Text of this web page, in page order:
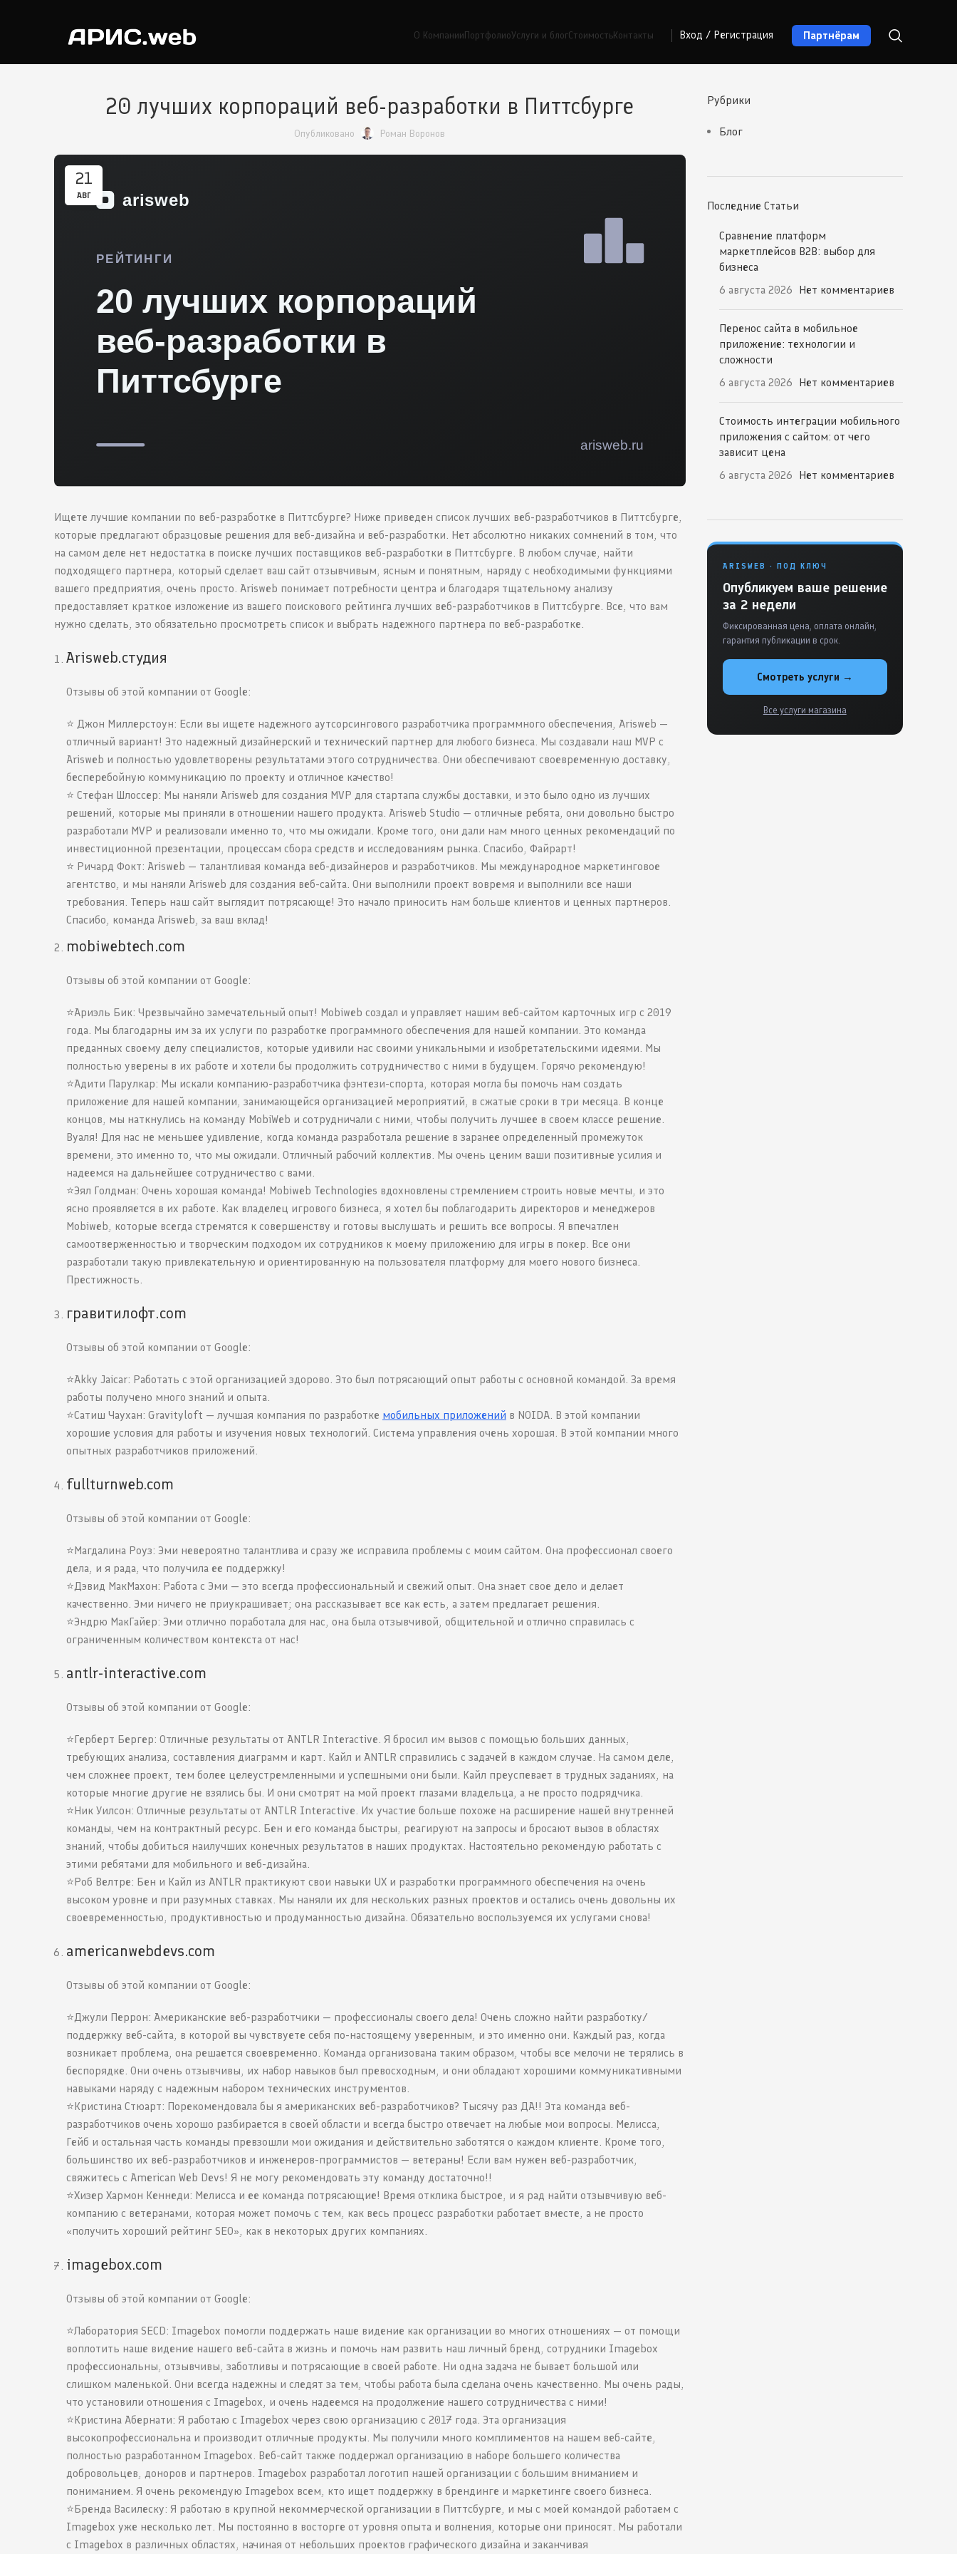
О КомпанииПортфолиоУслуги и блогСтоимостьКонтакты Вход / Регистрация Партнёрам
20 лучших корпораций веб-разработки в Питтсбурге
Опубликовано Роман Воронов
21
АВГ
Ищете лучшие компании по веб-разработке в Питтсбурге? Ниже приведен список лучших веб-разработчиков в Питтсбурге,
которые предлагают образцовые решения для веб-дизайна и веб-разработки. Нет абсолютно никаких сомнений в том, что
на самом деле нет недостатка в поиске лучших поставщиков веб-разработки в Питтсбурге. В любом случае, найти
подходящего партнера, который сделает ваш сайт отзывчивым, ясным и понятным, наряду с необходимыми функциями
вашего предприятия, очень просто. Arisweb понимает потребности центра и благодаря тщательному анализу
предоставляет краткое изложение из вашего поискового рейтинга лучших веб-разработчиков в Питтсбурге. Все, что вам
нужно сделать, это обязательно просмотреть список и выбрать надежного партнера по веб-разработке.
Arisweb.студия
Отзывы об этой компании от Google:
⭐️ Джон Миллерстоун: Если вы ищете надежного аутсорсингового разработчика программного обеспечения, Arisweb —
отличный вариант! Это надежный дизайнерский и технический партнер для любого бизнеса. Мы создавали наш MVP с
Arisweb и полностью удовлетворены результатами этого сотрудничества. Они обеспечивают своевременную доставку,
бесперебойную коммуникацию по проекту и отличное качество!
⭐️ Стефан Шлоссер: Мы наняли Arisweb для создания MVP для стартапа службы доставки, и это было одно из лучших
решений, которые мы приняли в отношении нашего продукта. Arisweb Studio — отличные ребята, они довольно быстро
разработали MVP и реализовали именно то, что мы ожидали. Кроме того, они дали нам много ценных рекомендаций по
инвестиционной презентации, процессам сбора средств и исследованиям рынка. Спасибо, Файрарт!
⭐️ Ричард Фокт: Arisweb — талантливая команда веб-дизайнеров и разработчиков. Мы международное маркетинговое
агентство, и мы наняли Arisweb для создания веб-сайта. Они выполнили проект вовремя и выполнили все наши
требования. Теперь наш сайт выглядит потрясающе! Это начало приносить нам больше клиентов и ценных партнеров.
Спасибо, команда Arisweb, за ваш вклад!
mobiwebtech.com
Отзывы об этой компании от Google:
⭐️Ариэль Бик: Чрезвычайно замечательный опыт! Mobiweb создал и управляет нашим веб-сайтом карточных игр с 2019
года. Мы благодарны им за их услуги по разработке программного обеспечения для нашей компании. Это команда
преданных своему делу специалистов, которые удивили нас своими уникальными и изобретательскими идеями. Мы
полностью уверены в их работе и хотели бы продолжить сотрудничество с ними в будущем. Горячо рекомендую!
⭐️Адити Парулкар: Мы искали компанию-разработчика фэнтези-спорта, которая могла бы помочь нам создать
приложение для нашей компании, занимающейся организацией мероприятий, в сжатые сроки в три месяца. В конце
концов, мы наткнулись на команду MobiWeb и сотрудничали с ними, чтобы получить лучшее в своем классе решение.
Вуаля! Для нас не меньшее удивление, когда команда разработала решение в заранее определенный промежуток
времени, это именно то, что мы ожидали. Отличный рабочий коллектив. Мы очень ценим ваши позитивные усилия и
надеемся на дальнейшее сотрудничество с вами.
⭐️Эял Голдман: Очень хорошая команда! Mobiweb Technologies вдохновлены стремлением строить новые мечты, и это
ясно проявляется в их работе. Как владелец игрового бизнеса, я хотел бы поблагодарить директоров и менеджеров
Mobiweb, которые всегда стремятся к совершенству и готовы выслушать и решить все вопросы. Я впечатлен
самоотверженностью и творческим подходом их сотрудников к моему приложению для игры в покер. Все они
разработали такую привлекательную и ориентированную на пользователя платформу для моего нового бизнеса.
Престижность.
гравитилофт.com
Отзывы об этой компании от Google:
⭐️Akky Jaicar: Работать с этой организацией здорово. Это был потрясающий опыт работы с основной командой. За время
работы получено много знаний и опыта.
⭐️Сатиш Чаухан: Gravityloft — лучшая компания по разработке мобильных приложений в NOIDA. В этой компании
хорошие условия для работы и изучения новых технологий. Система управления очень хорошая. В этой компании много
опытных разработчиков приложений.
fullturnweb.com
Отзывы об этой компании от Google:
⭐️Магдалина Роуз: Эми невероятно талантлива и сразу же исправила проблемы с моим сайтом. Она профессионал своего
дела, и я рада, что получила ее поддержку!
⭐️Дэвид МакМахон: Работа с Эми — это всегда профессиональный и свежий опыт. Она знает свое дело и делает
качественно. Эми ничего не приукрашивает; она рассказывает все как есть, а затем предлагает решения.
⭐️Эндрю МакГайер: Эми отлично поработала для нас, она была отзывчивой, общительной и отлично справилась с
ограниченным количеством контекста от нас!
antlr-interactive.com
Отзывы об этой компании от Google:
⭐️Герберт Бергер: Отличные результаты от ANTLR Interactive. Я бросил им вызов с помощью больших данных,
требующих анализа, составления диаграмм и карт. Кайл и ANTLR справились с задачей в каждом случае. На самом деле,
чем сложнее проект, тем более целеустремленными и успешными они были. Кайл преуспевает в трудных заданиях, на
которые многие другие не взялись бы. И они смотрят на мой проект глазами владельца, а не просто подрядчика.
⭐️Ник Уилсон: Отличные результаты от ANTLR Interactive. Их участие больше похоже на расширение нашей внутренней
команды, чем на контрактный ресурс. Бен и его команда быстры, реагируют на запросы и бросают вызов в областях
знаний, чтобы добиться наилучших конечных результатов в наших продуктах. Настоятельно рекомендую работать с
этими ребятами для мобильного и веб-дизайна.
⭐️Роб Велтре: Бен и Кайл из ANTLR практикуют свои навыки UX и разработки программного обеспечения на очень
высоком уровне и при разумных ставках. Мы наняли их для нескольких разных проектов и остались очень довольны их
своевременностью, продуктивностью и продуманностью дизайна. Обязательно воспользуемся их услугами снова!
americanwebdevs.com
Отзывы об этой компании от Google:
⭐️Джули Перрон: Американские веб-разработчики — профессионалы своего дела! Очень сложно найти разработку/
поддержку веб-сайта, в которой вы чувствуете себя по-настоящему уверенным, и это именно они. Каждый раз, когда
возникает проблема, она решается своевременно. Команда организована таким образом, чтобы все мелочи не терялись в
беспорядке. Они очень отзывчивы, их набор навыков был превосходным, и они обладают хорошими коммуникативными
навыками наряду с надежным набором технических инструментов.
⭐️Кристина Стюарт: Порекомендовала бы я американских веб-разработчиков? Тысячу раз ДА!! Эта команда веб-
разработчиков очень хорошо разбирается в своей области и всегда быстро отвечает на любые мои вопросы. Мелисса,
Гейб и остальная часть команды превзошли мои ожидания и действительно заботятся о каждом клиенте. Кроме того,
большинство их веб-разработчиков и инженеров-программистов — ветераны! Если вам нужен веб-разработчик,
свяжитесь с American Web Devs! Я не могу рекомендовать эту команду достаточно!!
⭐️Хизер Хармон Кеннеди: Мелисса и ее команда потрясающие! Время отклика быстрое, и я рад найти отзывчивую веб-
компанию с ветеранами, которая может помочь с тем, как весь процесс разработки работает вместе, а не просто
«получить хороший рейтинг SEO», как в некоторых других компаниях.
imagebox.com
Отзывы об этой компании от Google:
⭐️Лаборатория SECD: Imagebox помогли поддержать наше видение как организации во многих отношениях — от помощи
воплотить наше видение нашего веб-сайта в жизнь и помочь нам развить наш личный бренд, сотрудники Imagebox
профессиональны, отзывчивы, заботливы и потрясающие в своей работе. Ни одна задача не бывает большой или
слишком маленькой. Они всегда надежны и следят за тем, чтобы работа была сделана очень качественно. Мы очень рады,
что установили отношения с Imagebox, и очень надеемся на продолжение нашего сотрудничества с ними!
⭐️Кристина Абернати: Я работаю с Imagebox через свою организацию с 2017 года. Эта организация
высокопрофессиональна и производит отличные продукты. Мы получили много комплиментов на нашем веб-сайте,
полностью разработанном Imagebox. Веб-сайт также поддержал организацию в наборе большего количества
добровольцев, доноров и партнеров. Imagebox разработал логотип нашей организации с большим вниманием и
пониманием. Я очень рекомендую Imagebox всем, кто ищет поддержку в брендинге и маркетинге своего бизнеса.
⭐️Бренда Василеску: Я работаю в крупной некоммерческой организации в Питтсбурге, и мы с моей командой работаем с
Imagebox уже несколько лет. Мы постоянно в восторге от уровня опыта и волнения, которые они приносят. Мы работали
с Imagebox в различных областях, начиная от небольших проектов графического дизайна и заканчивая
Рубрики
Блог
Последние Статьи
Сравнение платформ
маркетплейсов B2B: выбор для
бизнеса
6 августа 2026 Нет комментариев
Перенос сайта в мобильное
приложение: технологии и
сложности
6 августа 2026 Нет комментариев
Стоимость интеграции мобильного
приложения с сайтом: от чего
зависит цена
6 августа 2026 Нет комментариев
ARISWEB · ПОД КЛЮЧ
Опубликуем ваше решение
за 2 недели
Фиксированная цена, оплата онлайн,
гарантия публикации в срок.
Смотреть услуги →
Все услуги магазина